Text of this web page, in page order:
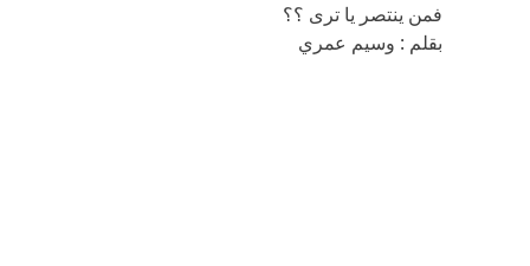
فمن ينتصر يا ترى ؟؟
بقلم : وسيم عمري